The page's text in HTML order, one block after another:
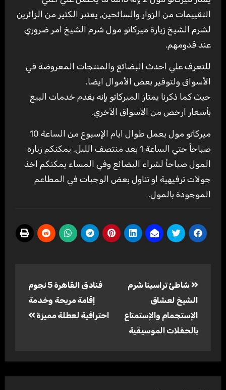
التقييمات من الزوار والسائحين, يعتبر الكثير من الزائرين
لشرم الشيخ زيارة ميركاتو مول شرم الشيخ امر ضروري
عند قدومهم.
للتعرف علي احدث البضائع والمنتجات المعروضة في
الأسواق ولتوفير بعض الأموال ايضا.
حيث كما ذكرنا يمتاز الميركاتو بإنه يقدم خدمات البيع
بأسعار ارخص من الأسواق الأخري.
ميركاتو مول يعمل طوال ايام الإسبوع من الساعة 10
صباحاً حتي الساعة 1 بعد منتصف الليل. يمكنكم زيارة
المول صباحأ لشراء البضائع وفي المساء يمكنكم اخذ
جولات ترفيهية او تناول بعض الوجبات في المطاعم
الموجودة بالمول.
المقالات
شاطئ تراسينا شرم
الشيخ لعشاق
الإستجمام والإستمتاع
بالحفلات الموسيقية
فنادق القاهرة 5 نجوم
إقامة مريحة وخدمة
احترافية لعطلة مميزة